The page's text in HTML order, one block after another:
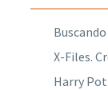
X-Files.
Harry